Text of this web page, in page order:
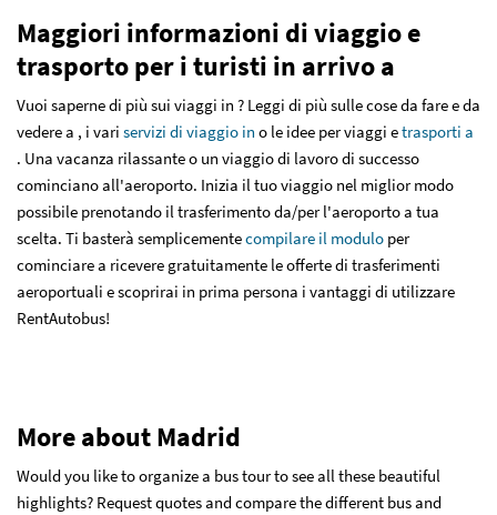
Maggiori informazioni di viaggio e
trasporto per i turisti in arrivo a
Vuoi saperne di più sui viaggi in ? Leggi di più sulle cose da fare e da
vedere a , i vari servizi di viaggio in o le idee per viaggi etrasporti a
. Una vacanza rilassante o un viaggio di lavoro di successo
cominciano all'aeroporto. Inizia il tuo viaggio nel miglior modo
possibile prenotando il trasferimento da/per l'aeroporto a tua
scelta. Ti basterà semplicementecompilare il modulo per
cominciare a ricevere gratuitamente le offerte di trasferimenti
aeroportuali e scoprirai in prima persona i vantaggi di utilizzare
RentAutobus!
More about Madrid
Would you like to organize a bus tour to see all these beautiful
highlights? Request quotes and compare the different bus and